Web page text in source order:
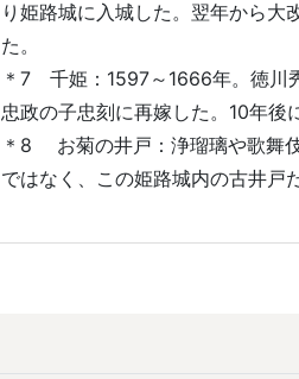
り姫路城に入城した。翌年から大
た。
＊7 千姫：1597～1666年。徳川
忠政の子忠刻に再嫁した。10年後
＊8 お菊の井戸：浄瑠璃や歌舞
ではなく、この姫路城内の古井戸